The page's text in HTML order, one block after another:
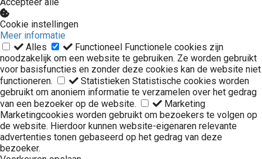
Cookie instellingen
Meer informatie
Alles
Functioneel Functionele cookies zijn
noodzakelijk om een website te gebruiken. Ze worden gebruikt
voor basisfuncties en zonder deze cookies kan de website niet
functioneren.
Statistieken Statistische cookies worden
gebruikt om anoniem informatie te verzamelen over het gedrag
van een bezoeker op de website.
Marketing
Marketingcookies worden gebruikt om bezoekers te volgen op
de website. Hierdoor kunnen website-eigenaren relevante
advertenties tonen gebaseerd op het gedrag van deze
bezoeker.